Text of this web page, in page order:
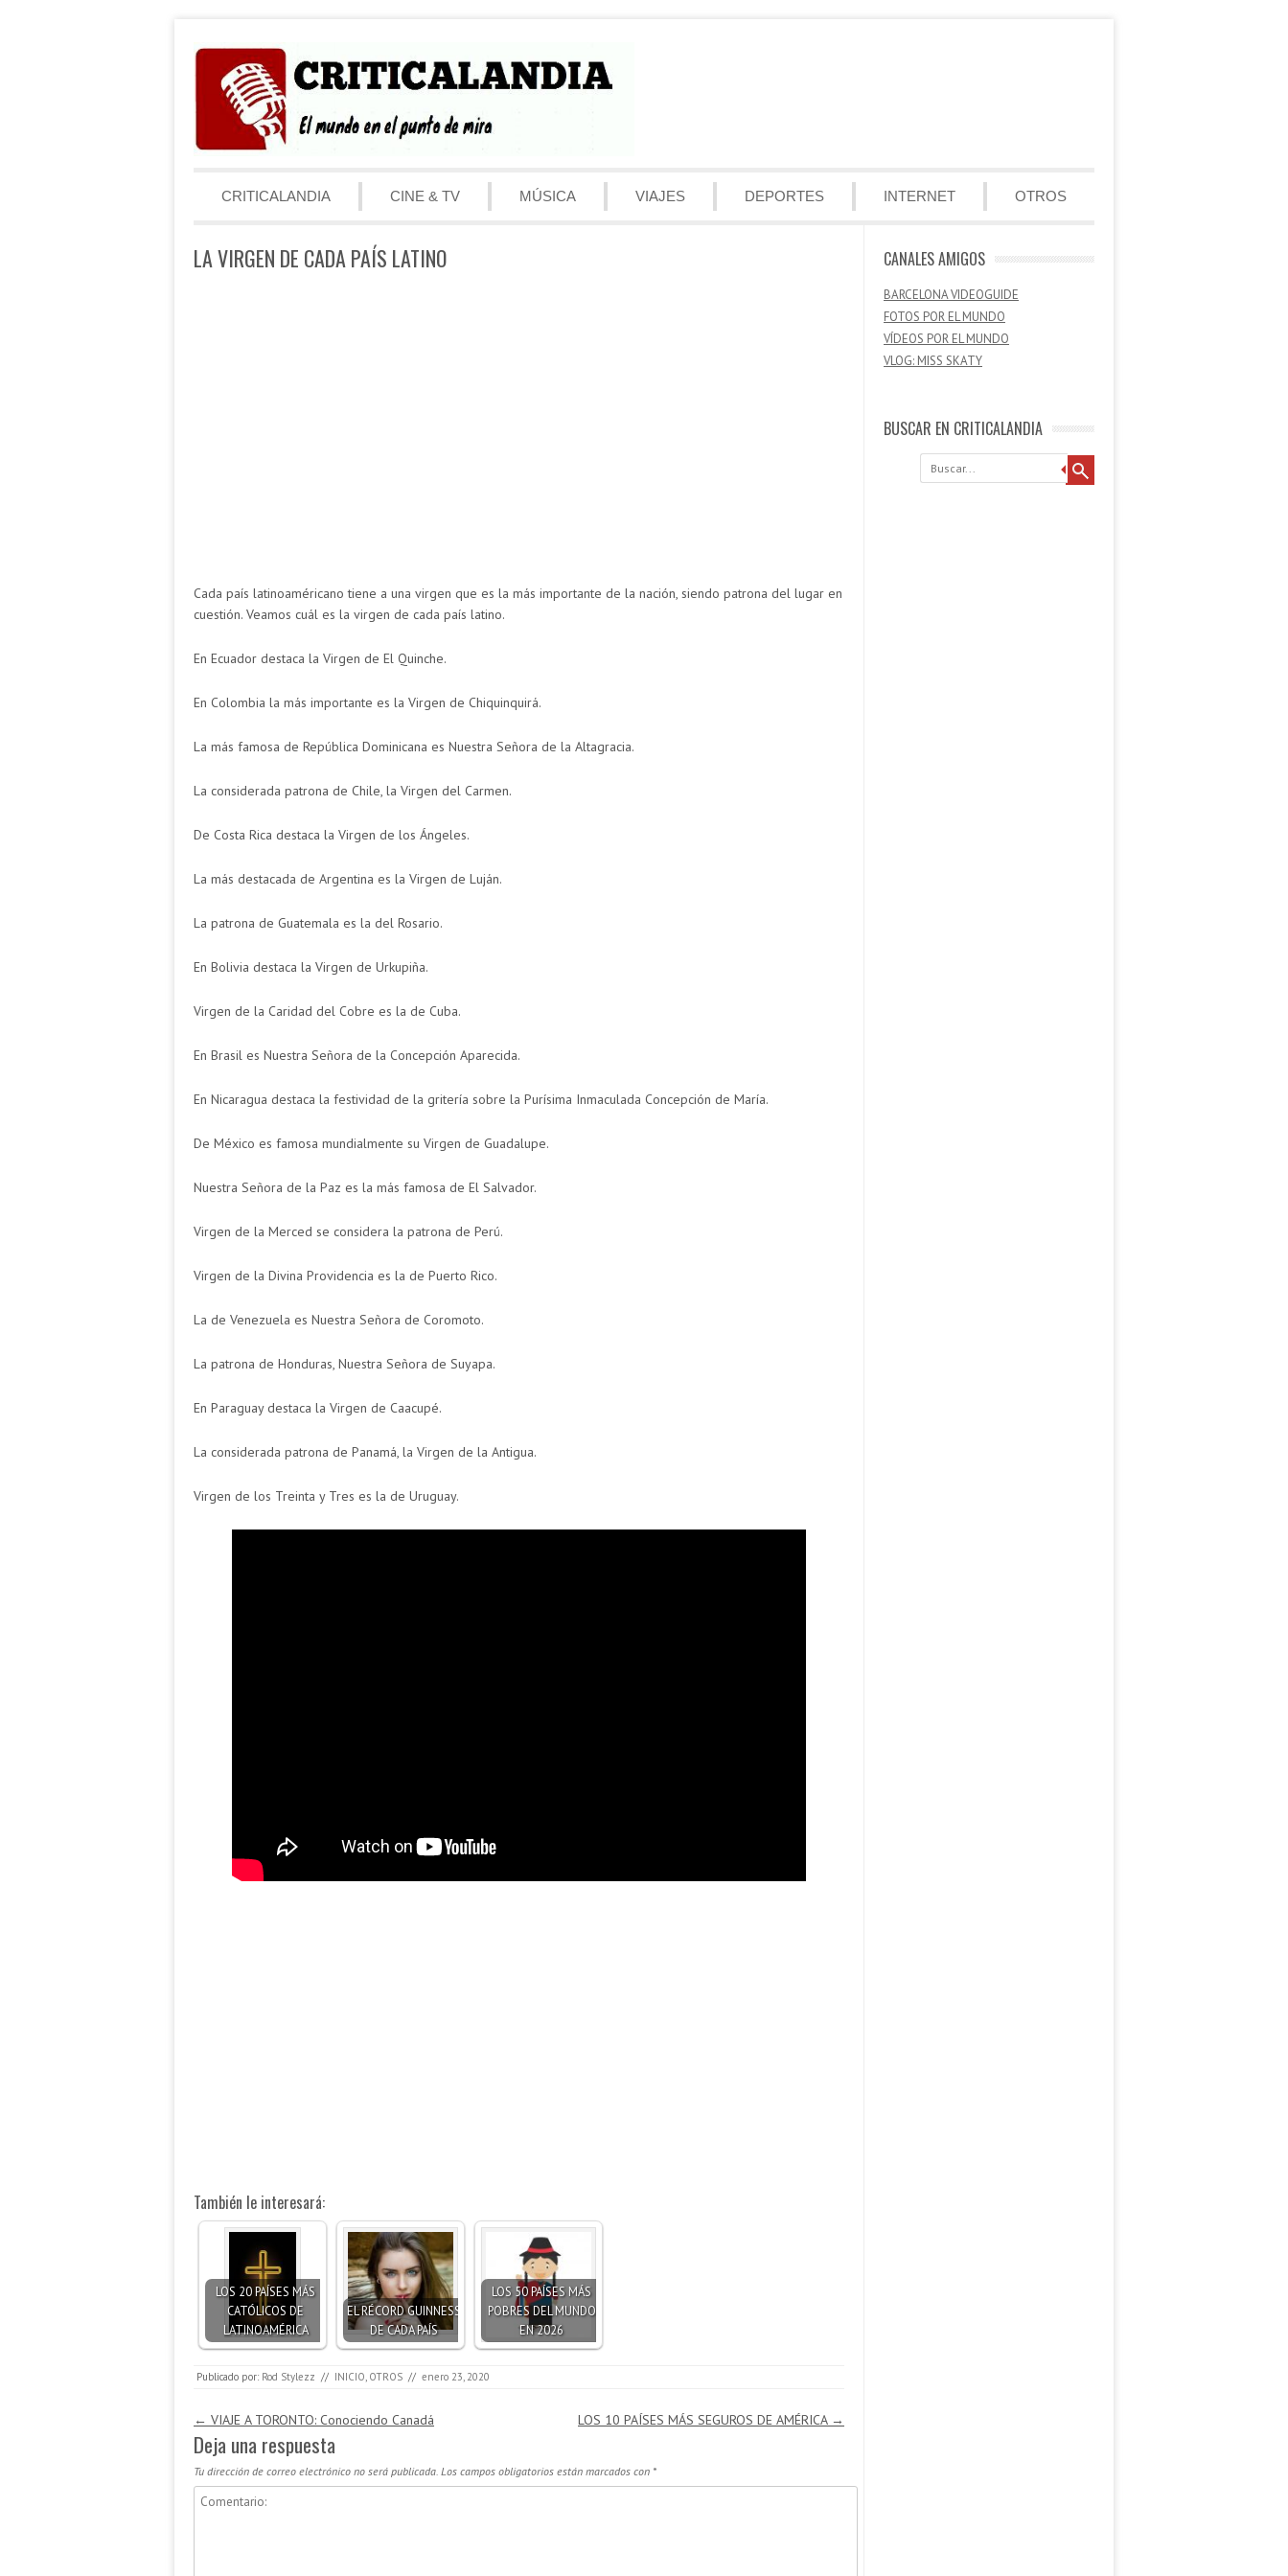
Menú
CRITICALANDIA
CINE & TV MÚSICA VIAJES DEPORTES INTERNET OTROS
LA VIRGEN DE CADA PAÍS LATINO
Cada país latinoaméricano tiene a una virgen que es la más importante de la nación, siendo patrona del lugar en
cuestión. Veamos cuál es la virgen de cada país latino.
En Ecuador destaca la Virgen de El Quinche.
En Colombia la más importante es la Virgen de Chiquinquirá.
La más famosa de República Dominicana es Nuestra Señora de la Altagracia.
La considerada patrona de Chile, la Virgen del Carmen.
De Costa Rica destaca la Virgen de los Ángeles.
La más destacada de Argentina es la Virgen de Luján.
La patrona de Guatemala es la del Rosario.
En Bolivia destaca la Virgen de Urkupiña.
Virgen de la Caridad del Cobre es la de Cuba.
En Brasil es Nuestra Señora de la Concepción Aparecida.
En Nicaragua destaca la festividad de la gritería sobre la Purísima Inmaculada Concepción de María.
De México es famosa mundialmente su Virgen de Guadalupe.
Nuestra Señora de la Paz es la más famosa de El Salvador.
Virgen de la Merced se considera la patrona de Perú.
Virgen de la Divina Providencia es la de Puerto Rico.
La de Venezuela es Nuestra Señora de Coromoto.
La patrona de Honduras, Nuestra Señora de Suyapa.
En Paraguay destaca la Virgen de Caacupé.
La considerada patrona de Panamá, la Virgen de la Antigua.
Virgen de los Treinta y Tres es la de Uruguay.
También le interesará:
LOS 20 PAÍSES MÁS
CATÓLICOS DE
LATINOAMÉRICA
EL RÉCORD GUINNESS
DE CADA PAÍS
LOS 50 PAÍSES MÁS
POBRES DEL MUNDO
EN 2026
Publicado por: Rod Stylezz // INICIO OTROS // enero 23, 2020
Navegación de entradas
← VIAJE A TORONTO: Conociendo Canadá LOS 10 PAÍSES MÁS SEGUROS DE AMÉRICA →
Deja una respuesta
Tu dirección de correo electrónico no será publicada. Los campos obligatorios están marcados con *
CANALES AMIGOS
BARCELONA VIDEOGUIDE
FOTOS POR EL MUNDO
VÍDEOS POR EL MUNDO
VLOG: MISS SKATY
BUSCAR EN CRITICALANDIA
Buscar